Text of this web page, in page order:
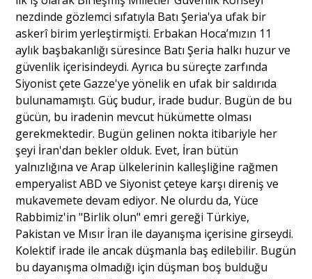
nezdinde gözlemci sıfatıyla Batı Şeria'ya ufak bir
askerî birim yerleştirmişti. Erbakan Hoca’mızın 11
aylık başbakanlığı süresince Batı Şeria halkı huzur ve
güvenlik içerisindeydi. Ayrıca bu süreçte zarfında
Siyonist çete Gazze'ye yönelik en ufak bir saldırıda
bulunamamıştı. Güç budur, irade budur. Bugün de bu
gücün, bu iradenin mevcut hükümette olması
gerekmektedir. Bugün gelinen nokta itibariyle her
şeyi İran'dan bekler olduk. Evet, İran bütün
yalnızlığına ve Arap ülkelerinin kalleşliğine rağmen
emperyalist ABD ve Siyonist çeteye karşı direniş ve
mukavemete devam ediyor. Ne olurdu da, Yüce
Rabbimiz'in "Birlik olun" emri gereği Türkiye,
Pakistan ve Mısır İran ile dayanışma içerisine girseydi.
Kolektif irade ile ancak düşmanla baş edilebilir. Bugün
bu dayanışma olmadığı için düşman boş bulduğu